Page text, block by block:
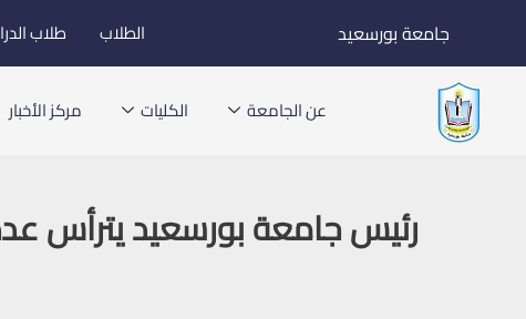
إلى
المحتوى
جامعة بورسعيد الطلاب طلاب
عن الجامعة الكليات مركز الأخبار
رئيس جامعة بورسعيد يترأس